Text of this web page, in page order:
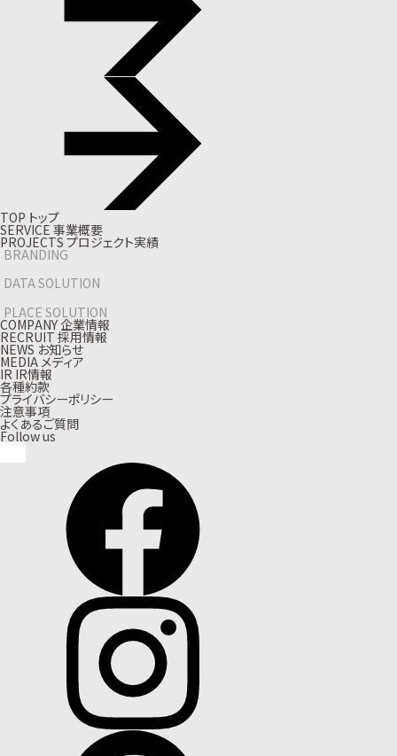
TOP トップ
SERVICE 事業概要
PROJECTS プロジェクト実績
BRANDING
DATA SOLUTION
PLACE SOLUTION
COMPANY企業情報
RECRUIT 採用情報
NEWS お知らせ
MEDIA メディア
IR IR情報
各種約款
プライバシーポリシー
注意事項
よくあるご質問
Follow us